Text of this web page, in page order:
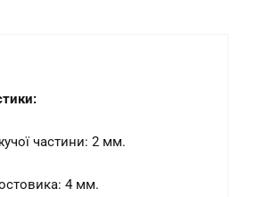
частини: 2 мм.
4 мм.